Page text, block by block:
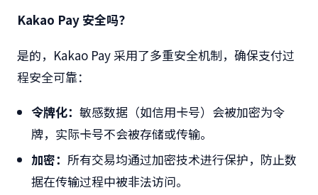
Kakao Pay 安全吗？
是的， Kakao Pay 采用了多重安全机制，确保支付过
程安全可靠：
令牌化：敏感数据（如信用卡号）会被加密为令
牌，实际卡号不会被存储或传输。
加密：所有交易均通过加密技术进行保护，防止数
据在传输过程中被非法访问。